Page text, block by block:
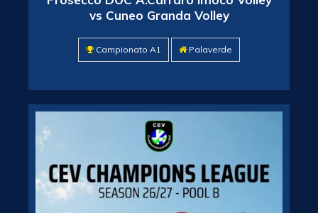
vs Cuneo Granda Volley
Campionato A1 Palaverde